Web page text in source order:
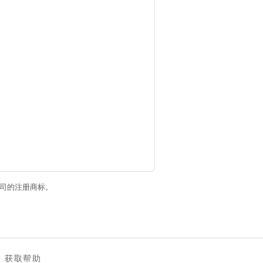
的注册商标。
获取帮助